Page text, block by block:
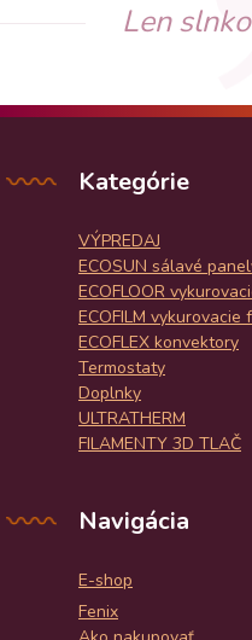
Len
Kategórie
VÝPREDAJ
ECOSUN sálavé
ECOFLOOR
ECOFILM vykurovacie
ECOFLEX konvektory
Termostaty
Doplnky
ULTRATHERM
FILAMENTY 3D TLAČ
Navigácia
E-shop
Fenix